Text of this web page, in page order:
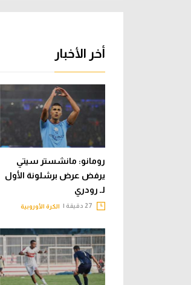
أخر الأخبار
رومانو: مانشستر سيتي
يرفض عرض برشلونة الأول
لـ رودري
الكرة الأوروبية